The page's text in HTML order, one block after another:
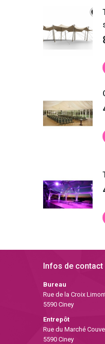
Infos de contact
Bureau
Rue de la Croix
5590 Ciney
Entrepôt
Rue du Marché
5590 Ciney